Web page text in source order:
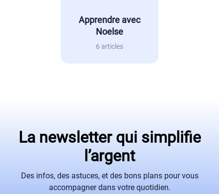
Apprendre avec
Noelse
6 articles
La newsletter qui simplifie
l’argent
Des infos, des astuces, et des bons plans pour vous
accompagner dans votre quotidien.